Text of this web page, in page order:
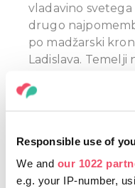
Responsible use of
We and our 1022
e.g. your IP-number,
vladavino
drugo
po madžarski
Ladislava. Temelji
skozi stoletja
relikvija, se
na jugozahodni
natančno